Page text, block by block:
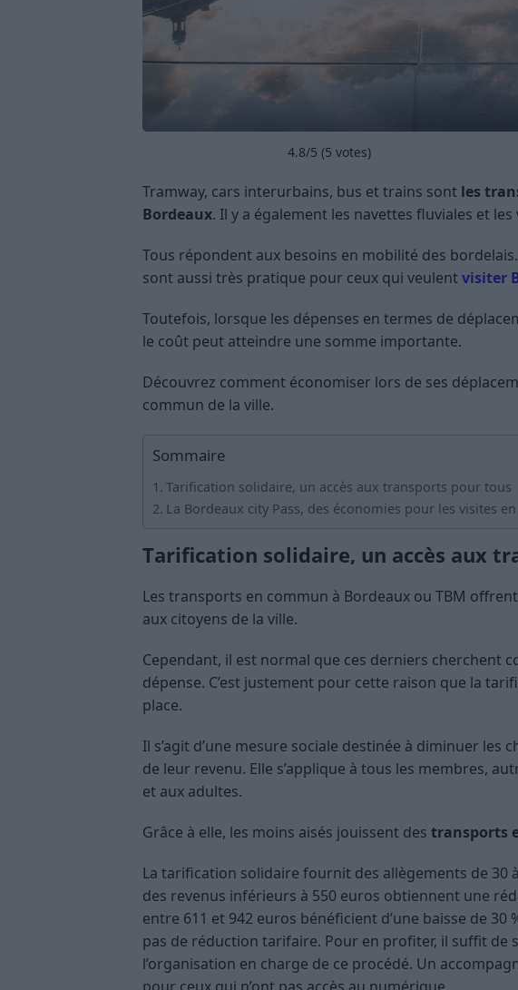
4.8/5 (5 votes)
Tramway, cars interurbains, bus et trains sont les
Bordeaux. Il y a également les navettes fluviales et
Tous répondent aux besoins en mobilité des
sont aussi très pratique pour ceux qui veulent visiter
Toutefois, lorsque les dépenses en termes de
le coût peut atteindre une somme importante.
Découvrez comment économiser lors de ses
commun de la ville.
Sommaire
Tarification solidaire, un accès aux transports pour tous
La Bordeaux city Pass, des économies pour les visites
Tarification solidaire, un accès aux
Les transports en commun à Bordeaux ou TBM
aux citoyens de la ville.
Cependant, il est normal que ces derniers cherchent
dépense. C’est justement pour cette raison que la
place.
Il s’agit d’une mesure sociale destinée à diminuer les
de leur revenu. Elle s’applique à tous les membres,
et aux adultes.
Grâce à elle, les moins aisés jouissent des transports
La tarification solidaire fournit des allègements de 30
des revenus inférieurs à 550 euros obtiennent une
entre 611 et 942 euros bénéficient d’une baisse de 30
pas de réduction tarifaire. Pour en profiter, il suffit de
l’organisation en charge de ce procédé. Un